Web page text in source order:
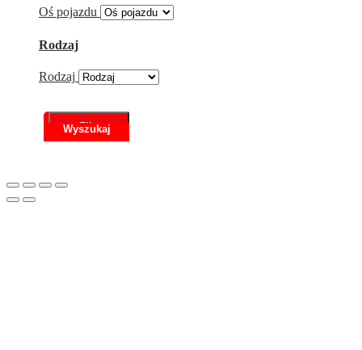
Oś pojazdu
Rodzaj
Rodzaj
Filtr
Scroll
to